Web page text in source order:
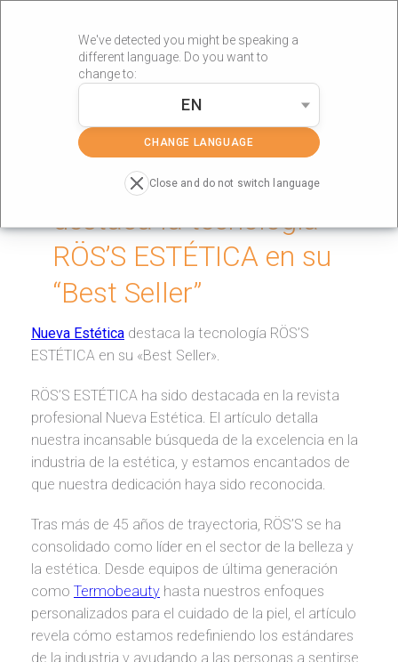
We've detected you might be speaking a
different language. Do you want to
change to:
EN
CHANGE LANGUAGE
Close and do not switch language
»
Nueva Estética
destaca la tecnología
RÖS’S ESTÉTICA en su
“Best Seller”
Nueva Estética destaca la tecnología RÖS’S
ESTÉTICA en su «Best Seller».
RÖS’S ESTÉTICA ha sido destacada en la revista
profesional Nueva Estética. El artículo detalla
nuestra incansable búsqueda de la excelencia en la
industria de la estética, y estamos encantados de
que nuestra dedicación haya sido reconocida.
Tras más de 45 años de trayectoria, RÖS’S se ha
consolidado como líder en el sector de la belleza y
la estética. Desde equipos de última generación
como Termobeauty hasta nuestros enfoques
personalizados para el cuidado de la piel, el artículo
revela cómo estamos redefiniendo los estándares
de la industria y ayudando a las personas a sentirse